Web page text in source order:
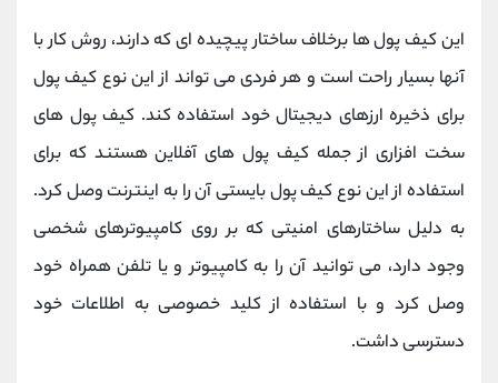
این کیف پول ها برخلاف ساختار پیچیده ای که دارند، روش کار با
آنها بسیار راحت است و هر فردی می تواند از این نوع کیف پول
برای ذخیره ارزهای دیجیتال خود استفاده کند. کیف پول های
سخت افزاری از جمله کیف پول های آفلاین هستند که برای
استفاده از این نوع کیف پول بایستی آن را به اینترنت وصل کرد.
به دلیل ساختارهای امنیتی که بر روی کامپیوترهای شخصی
وجود دارد، می توانید آن را به کامپیوتر و یا تلفن همراه خود
وصل کرد و با استفاده از کلید خصوصی به اطلاعات خود
دسترسی داشت.